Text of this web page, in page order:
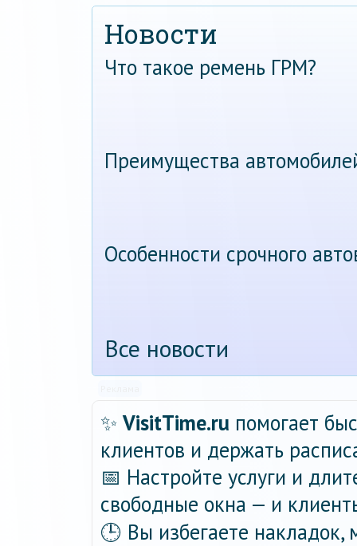
Новости
Что такое ремень ГРМ?
Преимущества
Особенности срочного
Все новости
✨ VisitTime.ru помогает
клиентов и держать
📅 Настройте услуги и
свободные окна — и
🕒 Вы избегаете